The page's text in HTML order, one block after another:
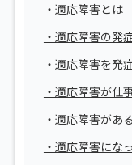
・適応障害とは
・適応障害の発
・適応障害を発
・適応障害が仕
・適応障害があ
・適応障害にな